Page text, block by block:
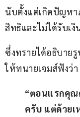
นับตั้งแต่เกิดปัญห
สิทธิและไม่ได้รับเ
ซึ่งทรายได้อธิบาย
ให้ทนายเจมส์ฟังว่า
“ตอนแรกคุ
ครับ แต่ด้วยเ